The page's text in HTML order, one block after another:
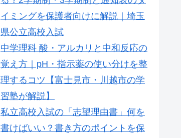
イミングを保護者向けに解説｜埼玉
県公立高校入試
中学理科 酸・アルカリと中和反応の
覚え方｜pH・指示薬の使い分けを整
理するコツ【富士見市・川越市の学
習塾が解説】
私立高校入試の「志望理由書」何を
書けばいい？書き方のポイントを保